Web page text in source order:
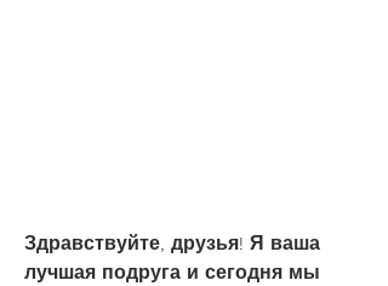
Здравствуйте, друзья! Я ваша
лучшая подруга и сегодня мы